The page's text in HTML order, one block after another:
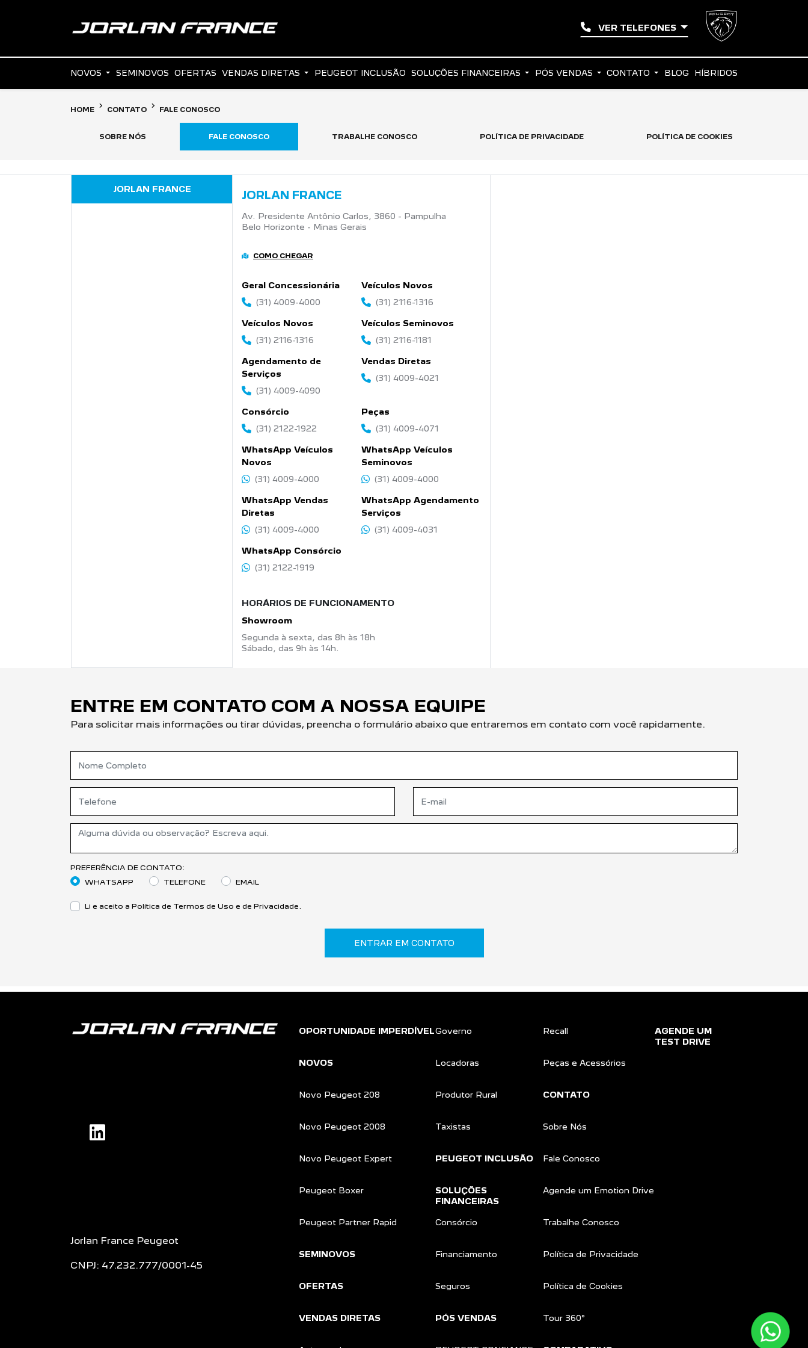
VER TELEFONES
NOVOS SEMINOVOS OFERTAS VENDAS DIRETAS PEUGEOT INCLUSÃO SOLUÇÕES FINANCEIRAS PÓS VENDAS CONTATO BLOG HÍBRIDOS
HOME CONTATO FALE CONOSCO
SOBRE NÓS FALE CONOSCO TRABALHE CONOSCO POLÍTICA DE PRIVACIDADE POLÍTICA DE COOKIES
JORLAN FRANCE JORLAN FRANCE
Av. Presidente Antônio Carlos, 3860 - Pampulha
Belo Horizonte - Minas Gerais
COMO CHEGAR
Geral Concessionária
(31) 4009-4000
Veículos Novos
(31) 2116-1316
Veículos Novos
(31) 2116-1316
Veículos Seminovos
(31) 2116-1181
Agendamento de
Serviços
(31) 4009-4090
Vendas Diretas
(31) 4009-4021
Consórcio
(31) 2122-1922
Peças
(31) 4009-4071
WhatsApp Veículos
Novos
(31) 4009-4000
WhatsApp Veículos
Seminovos
(31) 4009-4000
WhatsApp Vendas
Diretas
(31) 4009-4000
WhatsApp Agendamento
Serviços
(31) 4009-4031
WhatsApp Consórcio
(31) 2122-1919
HORÁRIOS DE FUNCIONAMENTO
Showroom
Segunda à sexta, das 8h às 18h
Sábado, das 9h às 14h.
ENTRE EM CONTATO COM A NOSSA EQUIPE
Para solicitar mais informações ou tirar dúvidas, preencha o formulário abaixo que entraremos em contato com você rapidamente.
PREFERÊNCIA DE CONTATO:
WHATSAPP
TELEFONE EMAIL
Li e aceito a Política de Termos de Uso e de Privacidade.
ENTRAR EM CONTATO
Jorlan France Peugeot
CNPJ: 47.232.777/0001-45
OPORTUNIDADE IMPERDÍVEL
NOVOS
Novo Peugeot 208
Novo Peugeot 2008
Novo Peugeot Expert
Peugeot Boxer
Peugeot Partner Rapid
SEMINOVOS
OFERTAS
VENDAS DIRETAS
Governo
Locadoras
Produtor Rural
Taxistas
PEUGEOT INCLUSÃO
SOLUÇÕES
FINANCEIRAS
Consórcio
Financiamento
Seguros
PÓS VENDAS
Recall
Peças e Acessórios
CONTATO
Sobre Nós
Fale Conosco
Agende um Emotion Drive
Trabalhe Conosco
Política de Privacidade
Política de Cookies
Tour 360º
AGENDE UM
TEST DRIVE